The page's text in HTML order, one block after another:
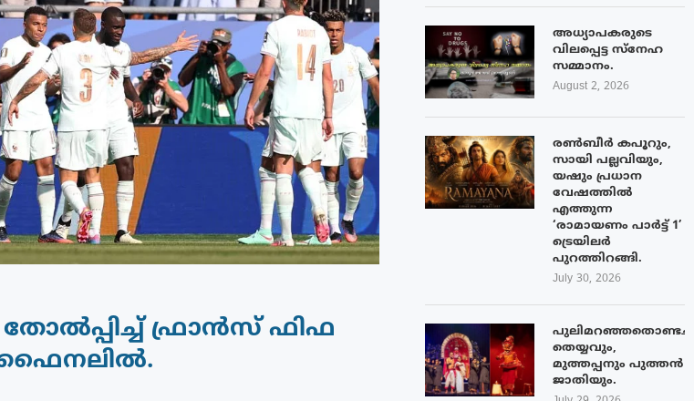
ഫ്രാൻസ് ഫിഫ
അധ്യാപകരുടെ
വിലപ്പെട്ട സ്നേഹ
സമ്മാനം.
August 2, 2026
രൺബീർ കപൂറും,
സായി പല്ലവിയും,
യഷും പ്രധാന
വേഷത്തിൽ
എത്തുന്ന
‘രാമായണം പാർട്ട് 1’
ട്രെയിലർ
പുറത്തിറങ്ങി.
July 30, 2026
തെയ്യവും,
മുത്തപ്പനും പുത്തൻ
ജാതിയും.